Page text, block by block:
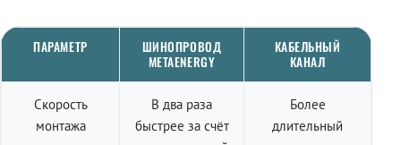
ПАРАМЕТР
ШИНОПРОВОД
METAENERGY
КАБЕЛЬНЫЙ
КАНАЛ
Скорость
монтажа
В два раза
быстрее за счёт
Более
длительный